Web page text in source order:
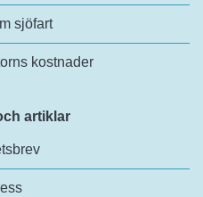
sjöfart
kostnader
artiklar